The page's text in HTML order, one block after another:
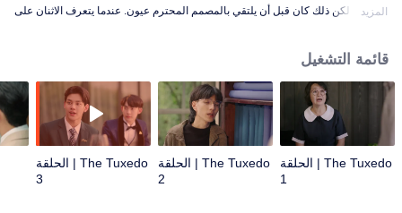
طفولته. لكن ذلك كان قبل أن يلتقي بالمصمم المحترم عيون. عندما يتعرف الاثنان على
المزيد
قائمة التشغيل
The Tuxedo | الحلقة
1
The Tuxedo | الحلقة
2
The Tuxedo | الحلقة
3